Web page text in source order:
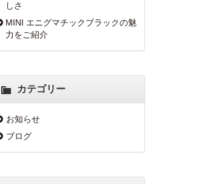
しさ
MINI エニグマチックブラックの魅
力をご紹介
カテゴリー
お知らせ
ブログ